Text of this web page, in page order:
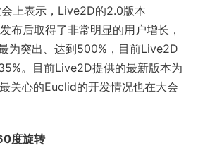
上表示，Live2D的2.0版本
布后取得了非常明显的用户增长，
为突出、达到500%，目前Live2D
。目前Live2D提供的最新版本为
关心的Euclid的开发情况也在大会
度旋转